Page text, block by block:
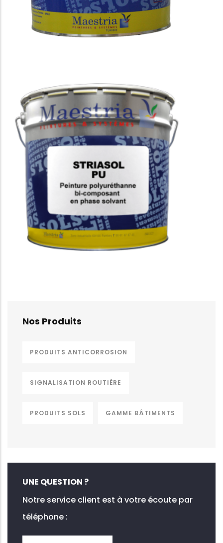
STRIASOL 250 SP
Nos Produits
PRODUITS ANTICORROSION
SIGNALISATION ROUTIÈRE
PRODUITS SOLS GAMME BÂTIMENTS
UNE QUESTION ?
Notre service client est à votre écoute par
téléphone :